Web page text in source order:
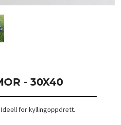
- 30X40
Ideell for kyllingoppdrett.